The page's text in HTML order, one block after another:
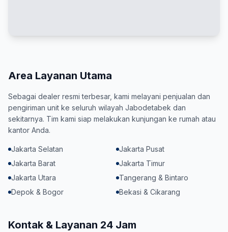
Area Layanan Utama
Sebagai dealer resmi terbesar, kami melayani penjualan dan
pengiriman unit ke seluruh wilayah Jabodetabek dan
sekitarnya. Tim kami siap melakukan kunjungan ke rumah atau
kantor Anda.
Jakarta Selatan
Jakarta Pusat
Jakarta Barat
Jakarta Timur
Jakarta Utara
Tangerang & Bintaro
Depok & Bogor
Bekasi & Cikarang
Kontak & Layanan 24 Jam